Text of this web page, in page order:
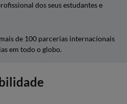
dos seus estudantes e
de 100 parcerias internacionais
em todo o globo.